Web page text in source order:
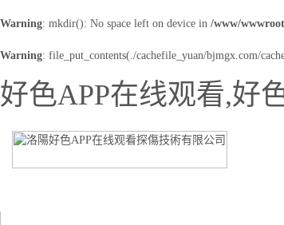
Warning: mkdir(): No space left on device in /www/
Warning: file_put_contents(./cachefile_yuan/bjmgx.com/
好色APP在线观看,好